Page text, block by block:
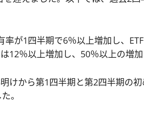
率が1四半期で6％以上増加し、
12％以上増加し、50％以上の増加
けから第1四半期と第2四半期の
。